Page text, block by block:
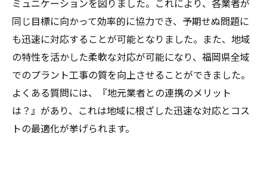
同じ目標に向かって効率的に協力でき、予期せぬ問題に
も迅速に対応することが可能となりました。また、地域
の特性を活かした柔軟な対応が可能になり、福岡県全域
でのプラント工事の質を向上させることができました。
よくある質問には、『地元業者との連携のメリット
は？』があり、これは地域に根ざした迅速な対応とコス
トの最適化が挙げられます。